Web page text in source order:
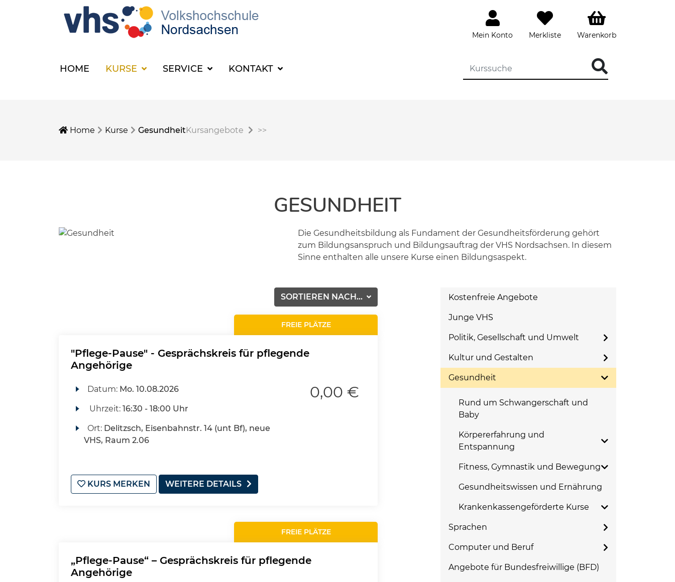
Mein Konto Merkliste Warenkorb
HOME KURSE SERVICE KONTAKT
Home Kurse GesundheitKursangebote >>
GESUNDHEIT
Die Gesundheitsbildung als Fundament der Gesundheitsförderung gehört
zum Bildungsanspruch und Bildungsauftrag der VHS Nordsachsen. In diesem
Sinne enthalten alle unsere Kurse einen Bildungsaspekt.
SORTIEREN NACH...
FREIE PLÄTZE
"Pflege-Pause" - Gesprächskreis für pflegende
Angehörige
Datum: Mo. 10.08.2026
Uhrzeit: 16:30 - 18:00 Uhr
Ort: Delitzsch, Eisenbahnstr. 14 (unt Bf), neue
VHS, Raum 2.06
0,00 €
KURS MERKEN WEITERE DETAILS
FREIE PLÄTZE
„Pflege-Pause“ – Gesprächskreis für pflegende
Angehörige
Kostenfreie Angebote
Junge VHS
Politik, Gesellschaft und Umwelt
Kultur und Gestalten
Gesundheit
Rund um Schwangerschaft und
Baby
Körpererfahrung und
Entspannung
Fitness, Gymnastik und Bewegung
Gesundheitswissen und Ernährung
Krankenkassengeförderte Kurse
Sprachen
Computer und Beruf
Angebote für Bundesfreiwillige (BFD)